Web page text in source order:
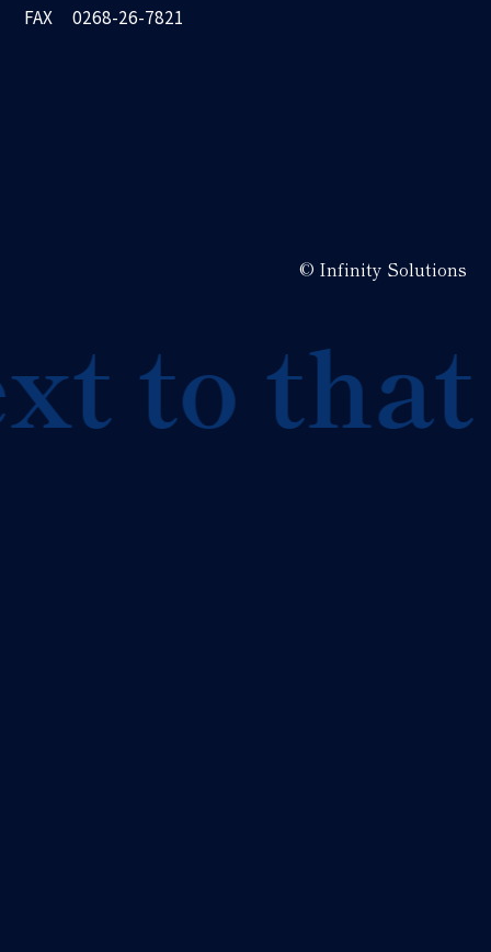
FAX
0268-26-7821
© Infinity Solutions
to that